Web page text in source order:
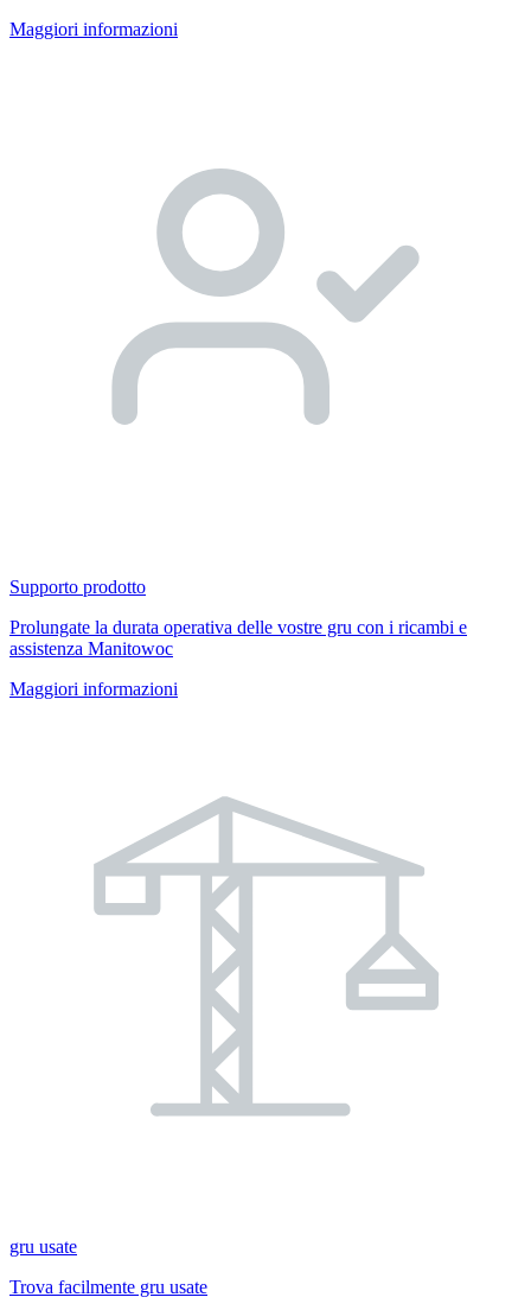
Maggiori informazioni
Supporto prodotto
Prolungate la durata operativa delle vostre gru con i ricambi e
assistenza Manitowoc
Maggiori informazioni
gru usate
Trova facilmente gru usate